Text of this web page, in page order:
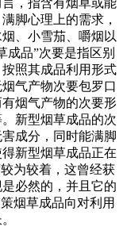
，指含有烟草或能
脚心理上的需求，
、小雪茄、嚼烟以
成品”次要是指区别
照其成品利用形式
气产物次要包罗口
烟气产物的次要形
新型烟草成品的次
成分，同时能满脚
新型烟草成品正在
为较着，这曾经获
必然的，并且它的
烟草成品向对利用